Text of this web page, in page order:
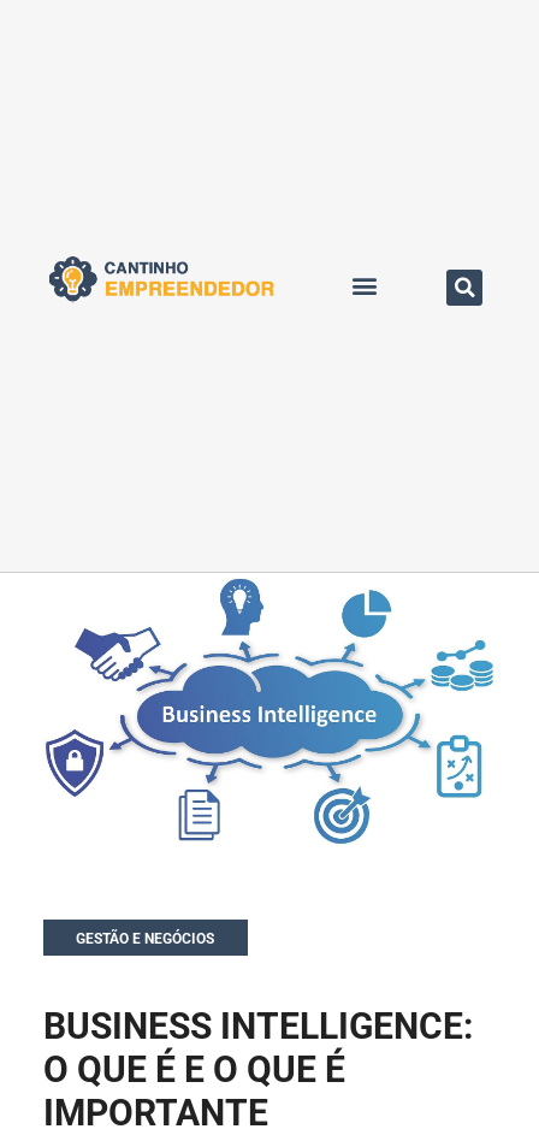
GESTÃO E NEGÓCIOS
BUSINESS INTELLIGENCE:
O QUE É E O QUE É
IMPORTANTE